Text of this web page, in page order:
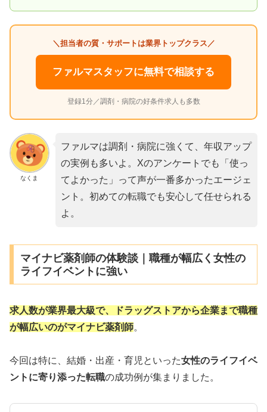
＼担当者の質・サポートは業界トップクラス／
ファルマスタッフに無料で相談する
登録1分／調剤・病院の好条件求人も多数
なくま
ファルマは調剤・病院に強くて、年収アップ
の実例も多いよ。Xのアンケートでも「使っ
てよかった」って声が一番多かったエージェ
ント。初めての転職でも安心して任せられる
よ。
マイナビ薬剤師の体験談｜職種が幅広く女性の
ライフイベントに強い
求人数が業界最大級で、ドラッグストアから企業まで職種
が幅広いのがマイナビ薬剤師。
今回は特に、結婚・出産・育児といった女性のライフイベ
ントに寄り添った転職の成功例が集まりました。